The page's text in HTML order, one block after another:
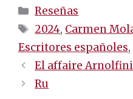
Categorías
Reseñas
Etiquetas
2024, Carmen
Escritores españoles,
Navegación
de
El affaire Arnolfini
Ru